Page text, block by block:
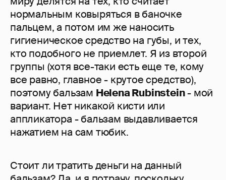
нормальным ковыряться в баночке
пальцем, а потом им же наносить
гигиеническое средство на губы, и тех,
кто подобного не приемлет. Я из второй
группы (хотя все-таки есть еще те, кому
все равно, главное - крутое средство),
поэтому бальзам Helena Rubinstein- мой
вариант. Нет никакой кисти или
аппликатора - бальзам выдавливается
нажатием на сам тюбик.
Стоит ли тратить деньги на данный